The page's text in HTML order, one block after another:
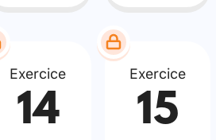
Exercice
14
Exercice
15